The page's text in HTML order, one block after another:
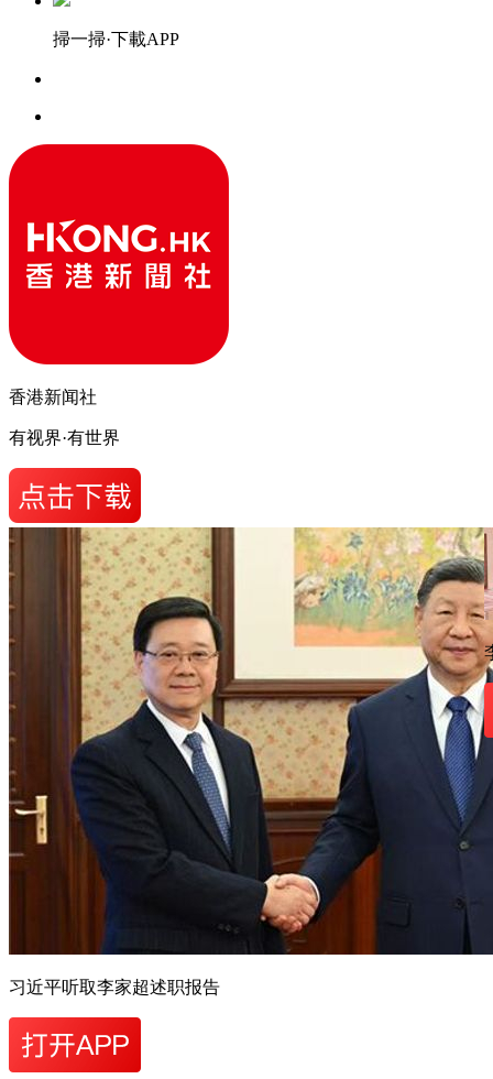
掃一掃·下載APP
香港新闻社
有视界·有世界
习近平听取李家超述职报告